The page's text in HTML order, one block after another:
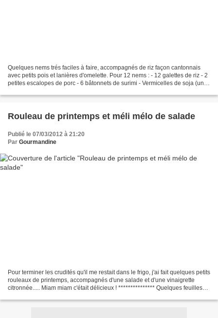
Quelques nems trés faciles à faire, accompagnés de riz façon cantonnais
avec petits pois et lanières d'omelette. Pour 12 nems : - 12 galettes de riz - 2
petites escalopes de porc - 6 bâtonnets de surimi - Vermicelles de soja (une
Rouleau de printemps et méli mélo de salade
Publié le 07/03/2012 à 21:20
Par Gourmandine
Pour terminer les crudités qu'il me restait dans le frigo, j'ai fait quelques petits
rouleaux de printemps, accompagnés d'une salade et d'une vinaigrette
citronnée..... Miam miam c'était délicieux ! *************** Quelques feuilles